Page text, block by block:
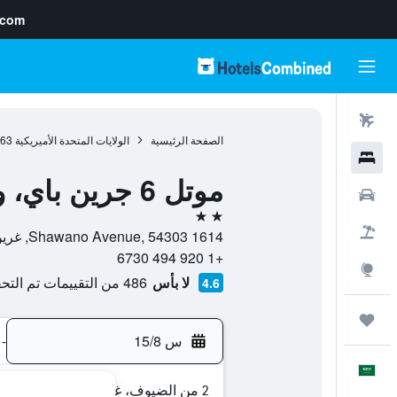
الصفحة الرئيسية الولايات المتحدة الأميريكية
موتل 6 جرين باي، ويسكونسن
2 نجمتين
1614 Shawano Avenue, 54303, غرين باي, ويسكونسن, الولايات المتحدة الأميريكية
+1 920 494 6730
4.6 لا بأس 486 من التقييمات تم التحقق منها
س 15/8 -
2 من الضيوف، غرفة واحدة